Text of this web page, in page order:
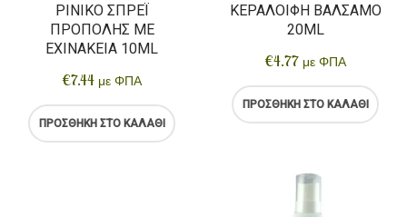
ΡΙΝΙΚΌ ΣΠΡΈΙ
ΠΡΌΠΟΛΗΣ ΜΕ
ΕΧΙΝΆΚΕΙΑ 10ML
€7.44 με ΦΠΑ
ΠΡΟΣΘΉΚΗ ΣΤΟ ΚΑΛΆΘΙ
ΚΕΡΑΛΟΙΦΉ ΒΆΛΣΑΜΟ
20ML
€4.77 με ΦΠΑ
ΠΡΟΣΘΉΚΗ ΣΤΟ ΚΑΛΆΘΙ